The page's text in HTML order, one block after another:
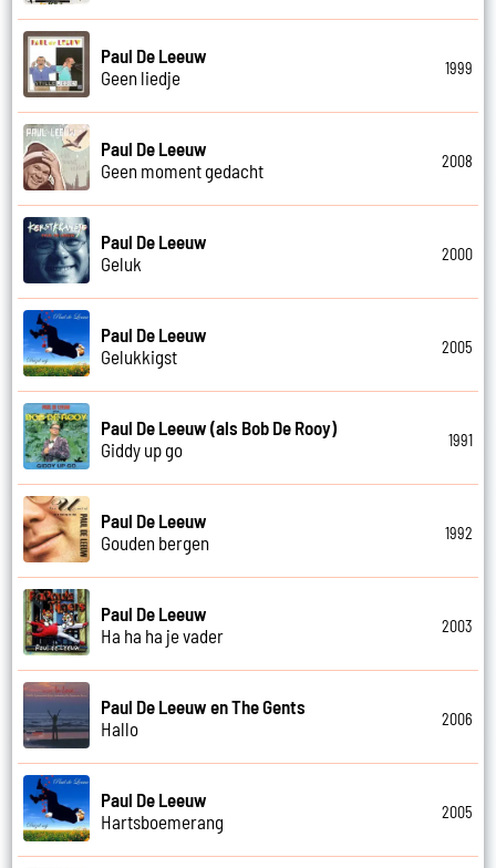
Paul De Leeuw
Geen liedje
1999
Paul De Leeuw
Geen moment gedacht
2008
Paul De Leeuw
Geluk
2000
Paul De Leeuw
Gelukkigst
2005
Paul De Leeuw (als Bob De Rooy)
Giddy up go
1991
Paul De Leeuw
Gouden bergen
1992
Paul De Leeuw
Ha ha ha je vader
2003
Paul De Leeuw en The Gents
Hallo
2006
Paul De Leeuw
Hartsboemerang
2005